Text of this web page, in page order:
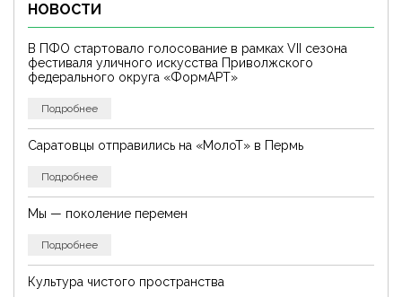
НОВОСТИ
В ПФО стартовало голосование в рамках VII сезона
фестиваля уличного искусства Приволжского
федерального округа «ФормАРТ»
Подробнее
Саратовцы отправились на «МолоТ» в Пермь
Подробнее
Мы — поколение перемен
Подробнее
Культура чистого пространства